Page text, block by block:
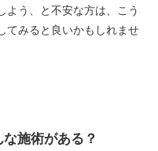
よう、と不安な方は、こう
てみると良いかもしれませ
施術がある？